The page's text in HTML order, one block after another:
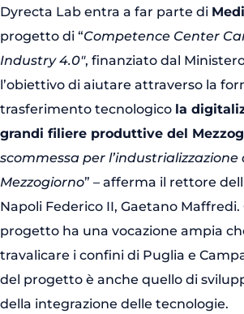
Dyrecta Lab entra a far parte di
progetto di “Competence Center
Industry 4.0″, finanziato dal
l’obiettivo di aiutare attraverso la
trasferimento tecnologico la
grandi filiere produttive del
scommessa per l’industrializzazione
Mezzogiorno” – afferma il rettore
Napoli Federico II, Gaetano Maffredi.
progetto ha una vocazione ampia
travalicare i confini di Puglia e
del progetto è anche quello di
della integrazione delle tecnologie.